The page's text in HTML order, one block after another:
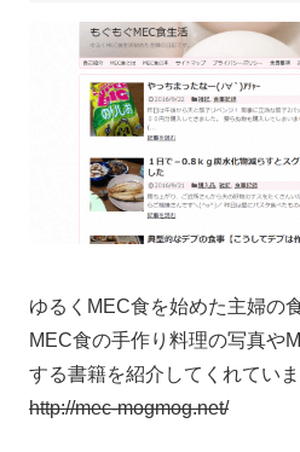
ゆるくMEC食を始めた主婦の
MEC食の手作り料理の写真や
する書籍を紹介してくれていま
http://mec-mogmog.net/